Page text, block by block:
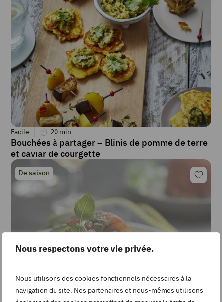
Nous respectons votre vie privée.
Nous utilisons des cookies fonctionnels nécessaires à la
navigation du site. Nos partenaires et nous-mêmes utilisons
Facile 20 min
Bouchées à partager – Blinis de pomme de terre
et caviar de courgette
De saison